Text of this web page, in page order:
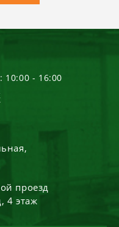
: 10:00 - 16:00
проезд
4 этаж